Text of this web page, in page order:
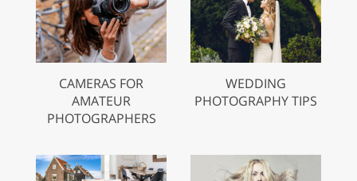
CAMERAS FOR
AMATEUR
PHOTOGRAPHERS
WEDDING
PHOTOGRAPHY TIPS